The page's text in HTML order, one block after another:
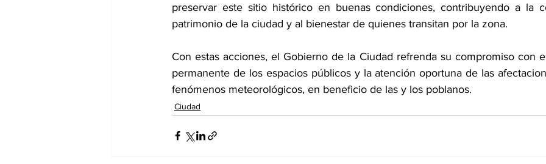
preservar este sitio histórico en buenas condiciones, contribuyendo a la
patrimonio de la ciudad y al bienestar de quienes transitan por la zona.
Con estas acciones, el Gobierno de la Ciudad refrenda su compromiso con
permanente de los espacios públicos y la atención oportuna de las
fenómenos meteorológicos, en beneficio de las y los poblanos.
Ciudad